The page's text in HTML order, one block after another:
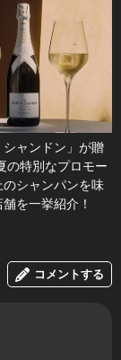
シャンドン」が贈
の特別なプロモー
シャンパンを味
を一挙紹介！
コメントする